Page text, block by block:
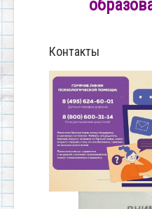
Контакты